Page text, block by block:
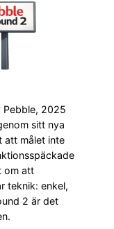
Pebble, 2025
sitt nya
att målet inte
om att
teknik: enkel,
2 är det